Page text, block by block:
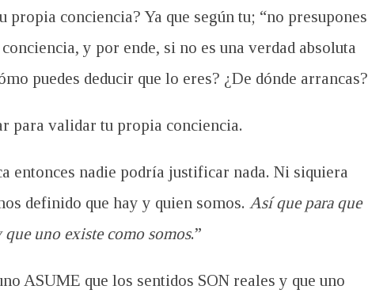
conciencia? Ya que según tu; “no presupones
y por ende, si no es una verdad absoluta
puedes deducir que lo eres? ¿De dónde arrancas?
para validar tu propia conciencia.
entonces nadie podría justificar nada. Ni siquiera
definido que hay y quien somos. Así que para que
que uno existe como somos.”
ASUME que los sentidos SON reales y que uno